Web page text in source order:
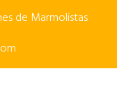
de Marmolistas